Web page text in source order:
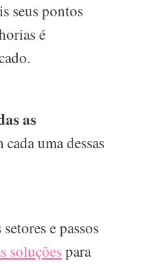
seus pontos
é
as
uma dessas
e passos
soluçõespara